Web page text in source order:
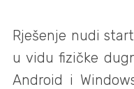
Rješenje nudi
u vidu fizičke
Android i